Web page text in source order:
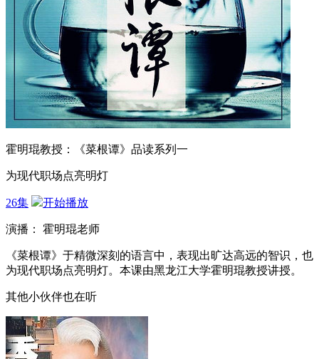
霍明琨教授：《菜根谭》品读系列一
为现代职场点亮明灯
26集 开始播放
演播： 霍明琨老师
《菜根谭》于精微深刻的语言中，表现出旷达高远的智识，也
为现代职场点亮明灯。本课由黑龙江大学霍明琨教授讲授。
其他小伙伴也在听